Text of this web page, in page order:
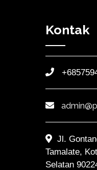
Kontak
Jl.
Tamalate,
Selatan